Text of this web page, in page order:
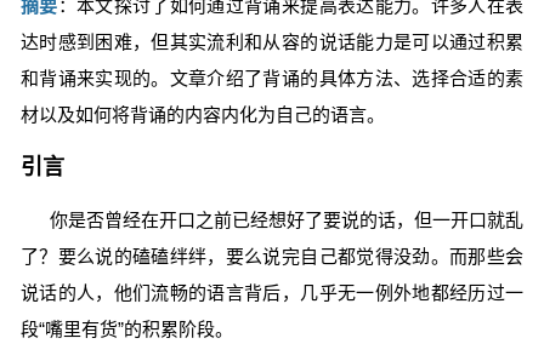
摘要：本文探讨了如何通过背诵来提高表达能力。许多人在表
达时感到困难，但其实流利和从容的说话能力是可以通过积累
和背诵来实现的。文章介绍了背诵的具体方法、选择合适的素
材以及如何将背诵的内容内化为自己的语言。
引言
你是否曾经在开口之前已经想好了要说的话，但一开口就乱
了？要么说的磕磕绊绊，要么说完自己都觉得没劲。而那些会
说话的人，他们流畅的语言背后，几乎无一例外地都经历过一
段“嘴里有货”的积累阶段。